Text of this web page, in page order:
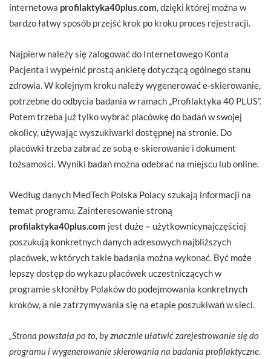
internetowa profilaktyka40plus.com , dzięki której można w
bardzo łatwy sposób przejść krok po kroku proces rejestracji.
Najpierw należy się zalogować do Internetowego Konta
Pacjenta i wypełnić prostą ankietę dotyczącą ogólnego stanu
zdrowia. W kolejnym kroku należy wygenerować e-skierowanie,
potrzebne do odbycia badania w ramach „Profilaktyka 40 PLUS”.
Potem trzeba już tylko wybrać placówkę do badań w swojej
okolicy, używając wyszukiwarki dostępnej na stronie. Do
placówki trzeba zabrać ze sobą e-skierowanie i dokument
tożsamości. Wyniki badań można odebrać na miejscu lub online.
Według danych MedTech Polska Polacy szukają informacji na
temat programu. Zainteresowanie stroną
profilaktyka40plus.com jest duże – użytkownicynajczęściej
poszukują konkretnych danych adresowych najbliższych
placówek, w których takie badania można wykonać. Być może
lepszy dostęp do wykazu placówek uczestniczących w
programie skłoniłby Polaków do podejmowania konkretnych
kroków, a nie zatrzymywania się na etapie poszukiwań w sieci.
„Strona powstała po to, by znacznie ułatwić zarejestrowanie się do
programu i wygenerowanie skierowania na badania profilaktyczne.